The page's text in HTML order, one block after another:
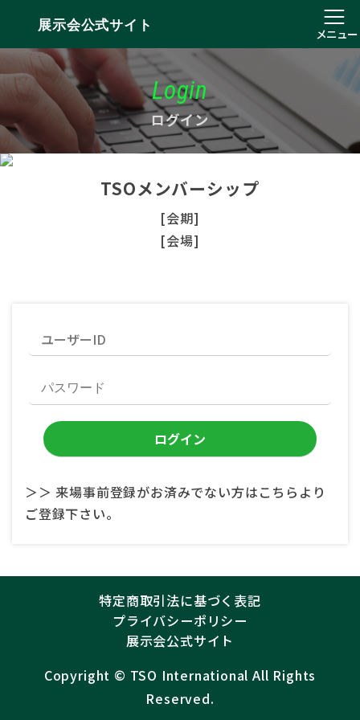
展示会公式サイト
メニュー
Login
ログイン
TSOメンバーシップ
[会期]
[会場]
＞＞ 来場事前登録がお済みでない方はこちらより
ご登録下さい。
特定商取引法に基づく表記
プライバシーポリシー
展示会公式サイト
Copyright ©︎ TSO International All Rights
Reserved.